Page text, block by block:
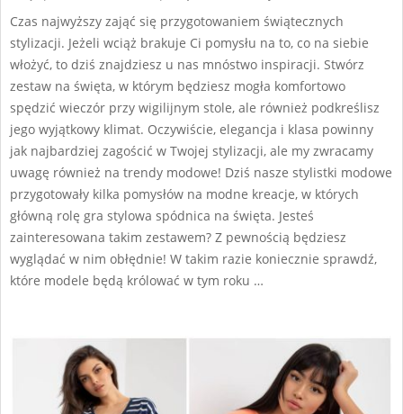
Czas najwyższy zająć się przygotowaniem świątecznych
stylizacji. Jeżeli wciąż brakuje Ci pomysłu na to, co na siebie
włożyć, to dziś znajdziesz u nas mnóstwo inspiracji. Stwórz
zestaw na święta, w którym będziesz mogła komfortowo
spędzić wieczór przy wigilijnym stole, ale również podkreślisz
jego wyjątkowy klimat. Oczywiście, elegancja i klasa powinny
jak najbardziej zagościć w Twojej stylizacji, ale my zwracamy
uwagę również na trendy modowe! Dziś nasze stylistki modowe
przygotowały kilka pomysłów na modne kreacje, w których
główną rolę gra stylowa spódnica na święta. Jesteś
zainteresowana takim zestawem? Z pewnością będziesz
wyglądać w nim obłędnie! W takim razie koniecznie sprawdź,
które modele będą królować w tym roku …